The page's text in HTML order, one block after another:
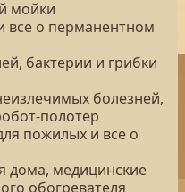
мойки
все о перманентном
бактерии и грибки
болезней,
полотер
пожилых и все о
дома, медицинские
обогревателя